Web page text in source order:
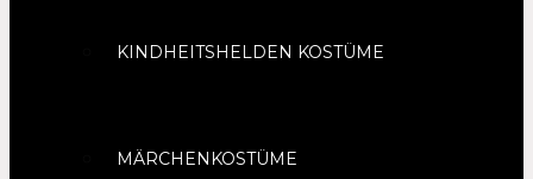
KINDHEITSHELDEN KOSTÜME
MÄRCHENKOSTÜME